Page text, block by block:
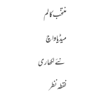
منتخب کالم
میڈیا واچ
نئے لکھاری
نقطہ نظر